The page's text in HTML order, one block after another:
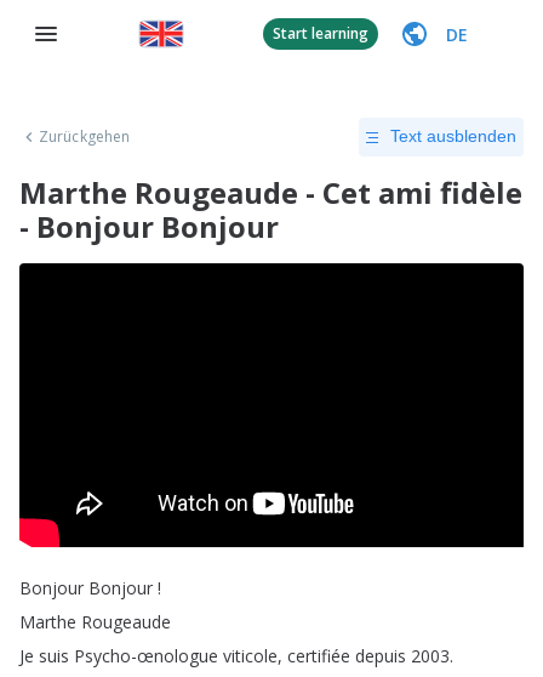
Start learning DE
Zurückgehen Text ausblenden
Marthe Rougeaude - Cet ami fidèle
- Bonjour Bonjour
Bonjour Bonjour !
Marthe Rougeaude
Je suis Psycho-œnologue viticole, certifiée depuis 2003.